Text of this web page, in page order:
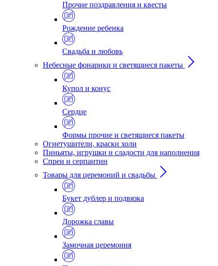
Прочие поздравления и квесты
Рождение ребенка
Свадьба и любовь
Небесные фонарики и светящиеся пакеты
Купол и конус
Сердце
Формы прочие и светящиеся пакеты
Огнетушители, краски холи
Пиньяты, игрушки и сладости для наполнения
Спреи и серпантин
Товары для церемоний и свадьбы
Букет дублер и подвязка
Дорожка славы
Замочная церемония